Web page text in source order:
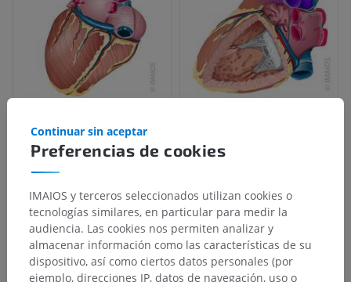
Preferencias de cookies
Continuar sin aceptar
IMAIOS y terceros seleccionados utilizan cookies o
tecnologías similares, en particular para medir la
audiencia. Las cookies nos permiten analizar y
almacenar información como las características de su
dispositivo, así como ciertos datos personales (por
ejemplo, direcciones IP, datos de navegación, uso o